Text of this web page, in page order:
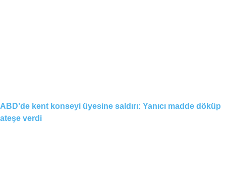
ABD’de kent konseyi üyesine saldırı: Yanıcı madde döküp
ateşe verdi